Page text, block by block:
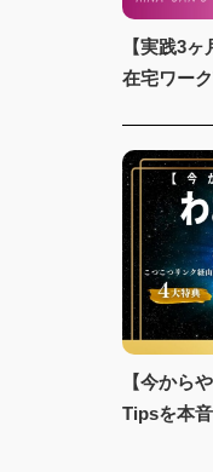
【実践3
在宅ワー
【今から
Tipsを本